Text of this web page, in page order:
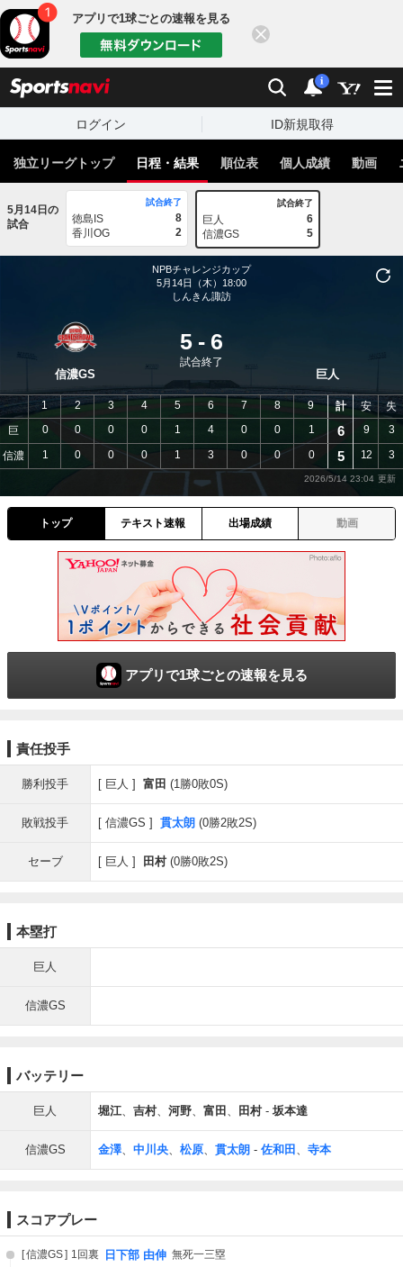
アプリで1球ごとの速報を見る
検索 通知
i
ログイン ID新規取得
独立リーグトップ 日程・結果 順位表 個人成績 動画
5月14日の
試合
試合終了
徳島IS
8
香川OG
2
試合終了
巨人
6
信濃GS
5
NPBチャレンジカップ
5月14日（木）18:00
しんきん諏訪
信濃GS
5 - 6
試合終了
巨人
巨
信濃
1 2 3 4 5 6 7 8
9
0
0 0 0 1 4 0 0
1
1
0 0 0 1 3 0 0 0
計 安 失
6 9 3
5 12 3
2026/5/14 23:04
トップ テキスト速報 出場成績 動画
アプリで1球ごとの速報を見る
責任投手
勝利投手 巨人 富田 (1勝0敗0S)
敗戦投手 信濃GS 貫太朗 (0勝2敗2S)
セーブ 巨人 田村(0勝0敗2S)
本塁打
巨人
信濃GS
バッテリー
巨人 堀江、 吉村、 河野、 富田 、 田村- 坂本達
信濃GS 金澤、 中川央、 松原、 貫太朗 - 佐和田 、 寺本
スコアプレー
信濃GS 1回裏 日下部 由伸 無死一三塁